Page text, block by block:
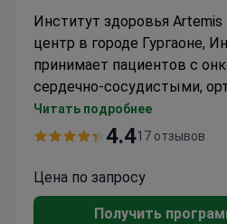
Институт здоровья
центр в городе Гургаоне,
принимает пациентов с
сердечно-сосудистыми,
неврологическими
Институт Артемис
диагностические отделения
Читать подробнее
4.417 отзывов
Цена по запросу
Получить